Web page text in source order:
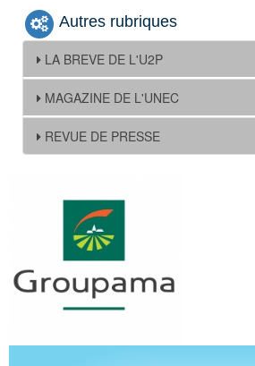
Autres rubriques
LA BREVE DE L'U2P
MAGAZINE DE L'UNEC
REVUE DE PRESSE